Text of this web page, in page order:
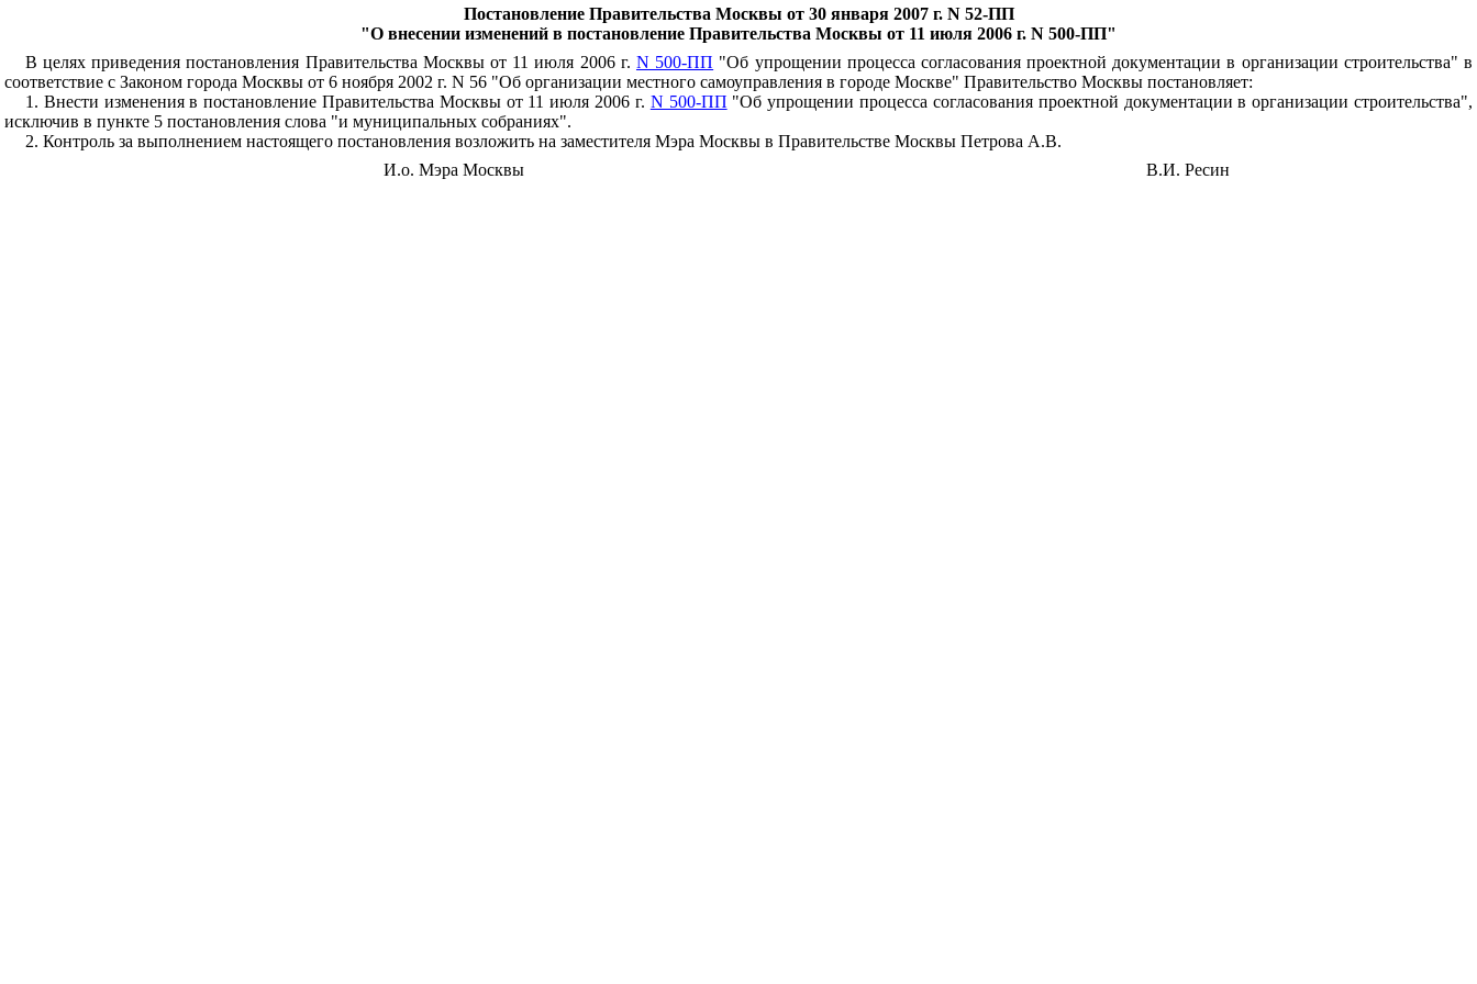
Постановление Правительства Москвы от 30 января 2007 г. N 52-ПП
"О внесении изменений в постановление Правительства Москвы от 11 июля 2006 г. N 500-ПП"
В целях приведения постановления Правительства Москвы от 11 июля 2006 г. N 500-ПП "Об упрощении процесса согласования проектной документации в организации строительства" в
соответствие с Законом города Москвы от 6 ноября 2002 г. N 56 "Об организации местного самоуправления в городе Москве" Правительство Москвы постановляет:
1. Внести изменения в постановление Правительства Москвы от 11 июля 2006 г. N 500-ПП "Об упрощении процесса согласования проектной документации в организации строительства",
исключив в пункте 5 постановления слова "и муниципальных собраниях".
2. Контроль за выполнением настоящего постановления возложить на заместителя Мэра Москвы в Правительстве Москвы Петрова А.В.
И.о. Мэра Москвы
В.И. Ресин